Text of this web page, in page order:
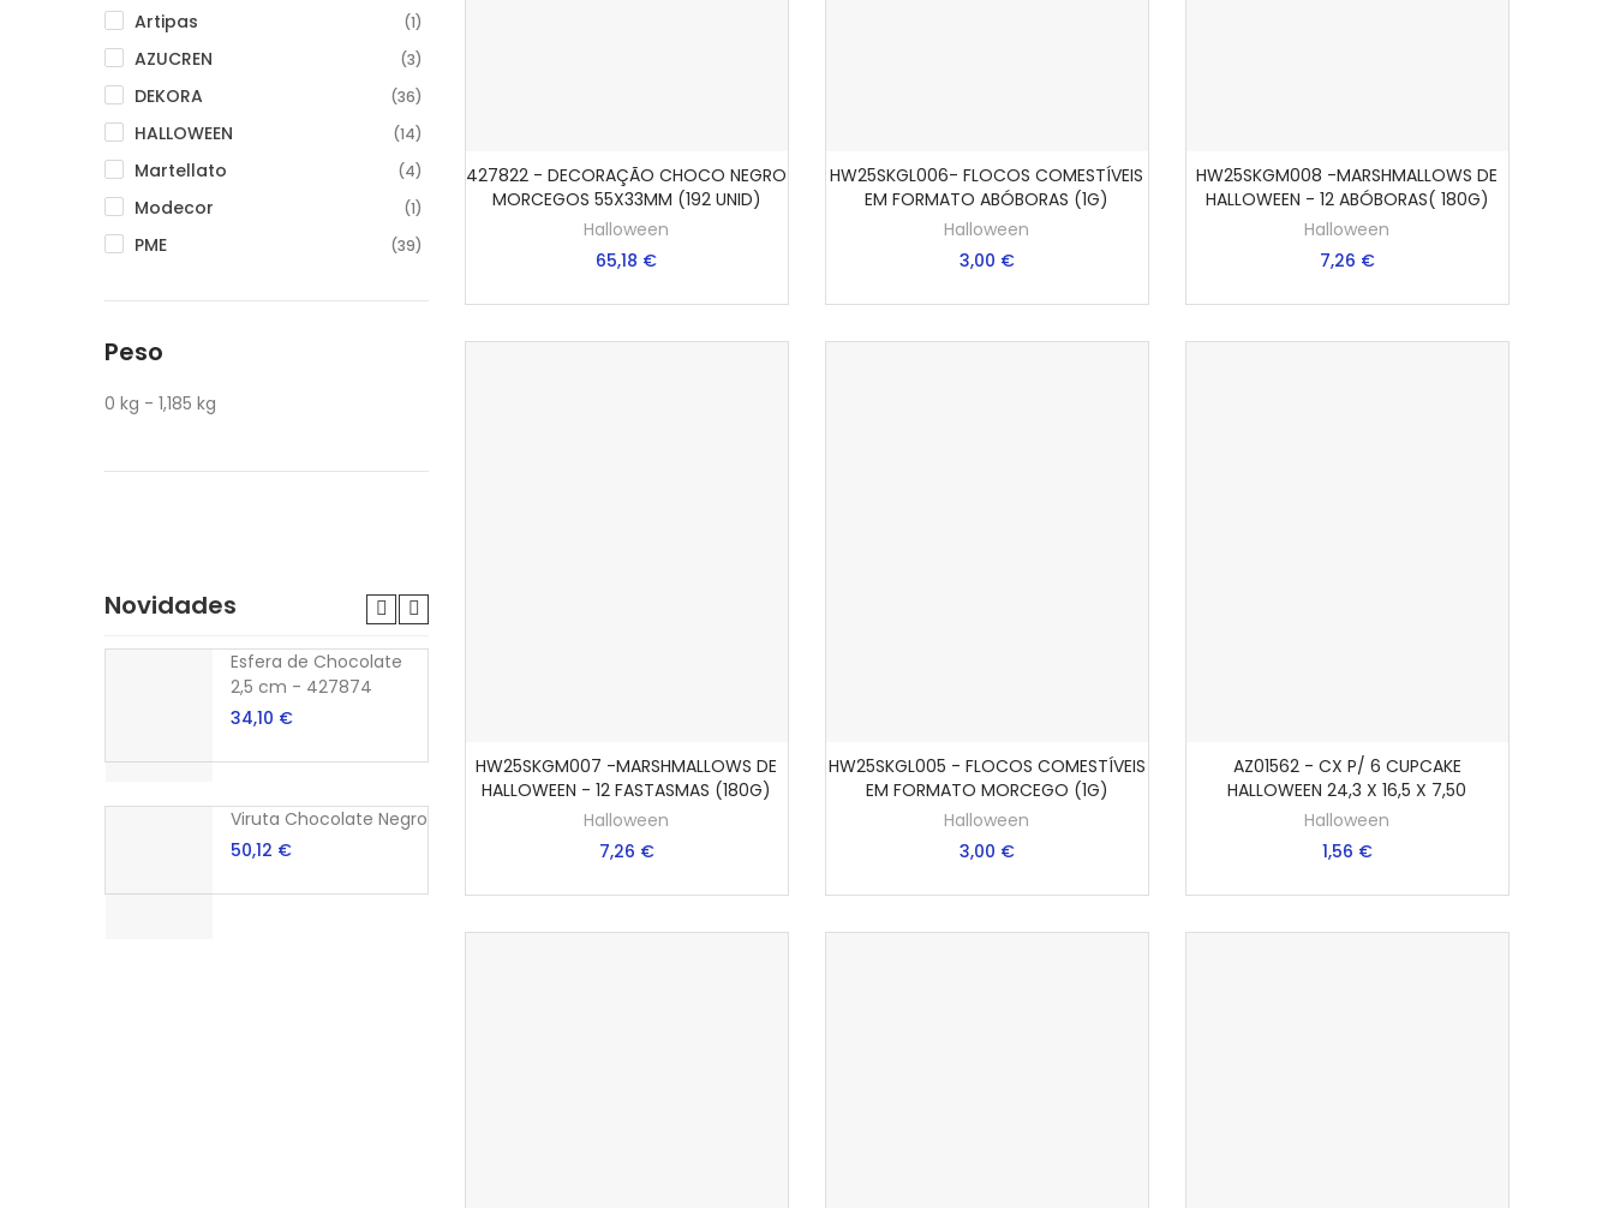
ADICIONAR AO CARRINHO
427822 - DECORAÇÃO CHOCO NEGRO
MORCEGOS 55X33MM (192 UNID)
Halloween
65,18 €
ADICIONAR AO CARRINHO
HW25SKGL006- FLOCOS COMESTÍVEIS
EM FORMATO ABÓBORAS (1G)
Halloween
3,00 €
VER MAIS
HW25SKGM008 -MARSHMALLOWS DE
HALLOWEEN - 12 ABÓBORAS( 180G)
Halloween
7,26 €
VER MAIS
HW25SKGM007 -MARSHMALLOWS DE
HALLOWEEN - 12 FASTASMAS (180G)
Halloween
7,26 €
ADICIONAR AO CARRINHO
HW25SKGL005 - FLOCOS COMESTÍVEIS
EM FORMATO MORCEGO (1G)
Halloween
3,00 €
ADICIONAR AO CARRINHO
AZ01562 - CX P/ 6 CUPCAKE
HALLOWEEN 24,3 X 16,5 X 7,50
Halloween
1,56 €
Artipas (1)
AZUCREN (3)
DEKORA (36)
HALLOWEEN (14)
Martellato (4)
Modecor (1)
PME (39)
Peso
0 kg - 1,185 kg
Novidades
Esfera de Chocolate
2,5 cm - 427874
34,10 €
Viruta Chocolate Negro
50,12 €